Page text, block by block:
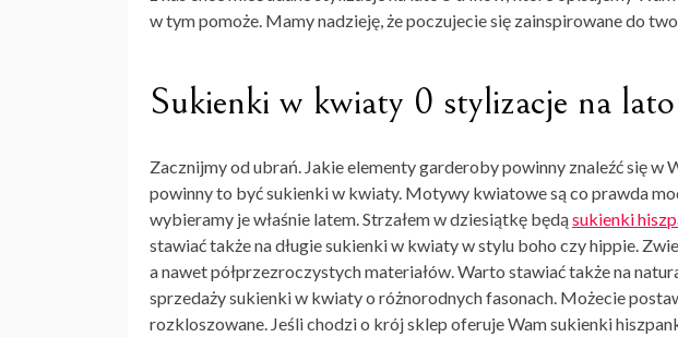
w tym pomoże. Mamy nadzieję, że poczujecie się zainspirowane do
Sukienki w kwiaty 0 stylizacje na lato
Zacznijmy od ubrań. Jakie elementy garderoby powinny znaleźć się w
powinny to byćsukienki w kwiaty. Motywy kwiatowe są co prawda
wybieramy je właśnie latem. Strzałem w dziesiątkę będąsukienki
stawiać także na długiesukienki w kwiatyw stylu boho czy hippie.
a nawet półprzezroczystych materiałów. Warto stawiać także na
sprzedażysukienki w kwiaty o różnorodnych fasonach. Możecie
rozkloszowane. Jeśli chodzi o krój sklep oferuje Wamsukienki